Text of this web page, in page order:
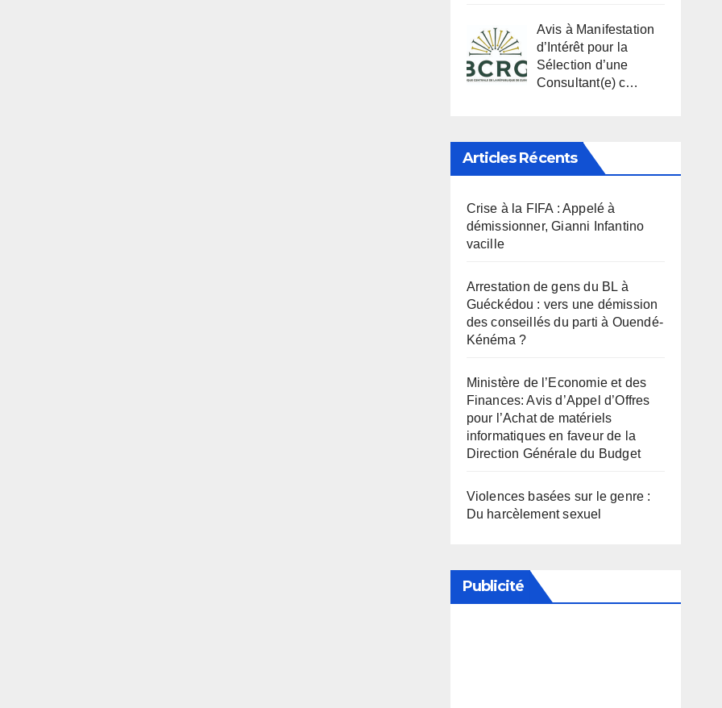
Avis à Manifestation
d’Intérêt pour la
Sélection d’une
Consultant(e) c…
Articles Récents
Crise à la FIFA : Appelé à
démissionner, Gianni Infantino
vacille
Arrestation de gens du BL à
Guéckédou : vers une démission
des conseillés du parti à Ouendé-
Kénéma ?
Ministère de l’Economie et des
Finances: Avis d’Appel d’Offres
pour l’Achat de matériels
informatiques en faveur de la
Direction Générale du Budget
Violences basées sur le genre :
Du harcèlement sexuel
Publicité